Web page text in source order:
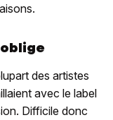
des artistes
avec le label
Difficile donc